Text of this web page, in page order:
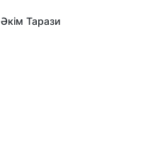
Әкім Тарази